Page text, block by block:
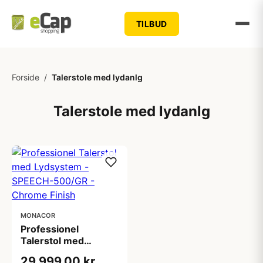
TILBUD
Forside / Talerstole med lydanlg
Talerstole med lydanlg
MONACOR
Professionel
Talerstol med